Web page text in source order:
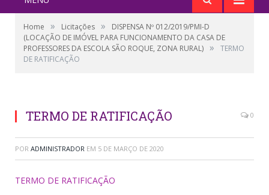
Home » Licitações »
DISPENSA Nº 012/2019/PMI-D
(LOCAÇÃO DE IMÓVEL PARA FUNCIONAMENTO DA CASA DE
PROFESSORES DA ESCOLA SÃO ROQUE, ZONA RURAL) »
TERMO
DE RATIFICAÇÃO
TERMO DE RATIFICAÇÃO 0
POR ADMINISTRADOR EM 5 DE MARÇO DE 2020
TERMO DE RATIFICAÇÃO